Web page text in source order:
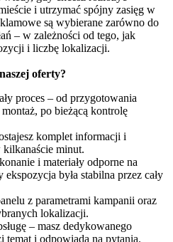
i utrzymać spójny zasięg w
są wybierane zarówno do
– w zależności od tego, jak
i liczbę lokalizacji.
oferty?
proces – od przygotowania
po bieżącą kontrolę
komplet informacji i
minut.
i materiały odporne na
była stabilna przez cały
z parametrami kampanii oraz
lokalizacji.
– masz dedykowanego
temat i odpowiada na pytania.